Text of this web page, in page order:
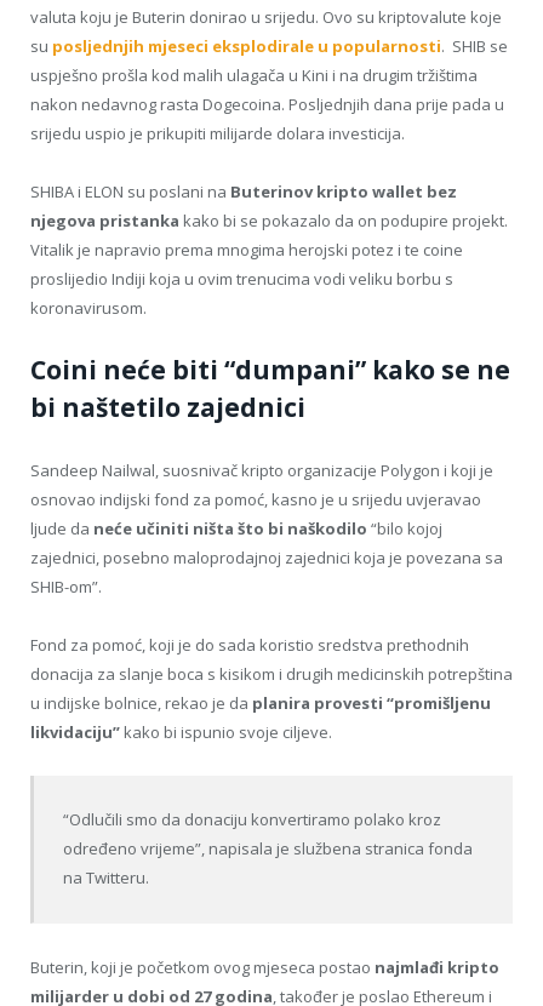
valuta koju je Buterin donirao u srijedu. Ovo su kriptovalute koje
su posljednjih mjeseci eksplodirale u popularnosti. SHIB se
uspješno prošla kod malih ulagača u Kini i na drugim tržištima
nakon nedavnog rasta Dogecoina. Posljednjih dana prije pada u
srijedu uspio je prikupiti milijarde dolara investicija.
SHIBA i ELON su poslani na Buterinov kripto wallet bez
njegova pristanka kako bi se pokazalo da on podupire projekt.
Vitalik je napravio prema mnogima herojski potez i te coine
proslijedio Indiji koja u ovim trenucima vodi veliku borbu s
koronavirusom.
Coini neće biti “dumpani” kako se ne
bi naštetilo zajednici
Sandeep Nailwal, suosnivač kripto organizacije Polygon i koji je
osnovao indijski fond za pomoć, kasno je u srijedu uvjeravao
ljude da neće učiniti ništa što bi naškodilo “bilo kojoj
zajednici, posebno maloprodajnoj zajednici koja je povezana sa
SHIB-om”.
Fond za pomoć, koji je do sada koristio sredstva prethodnih
donacija za slanje boca s kisikom i drugih medicinskih potrepština
u indijske bolnice, rekao je da planira provesti “promišljenu
likvidaciju” kako bi ispunio svoje ciljeve.
“Odlučili smo da donaciju konvertiramo polako kroz
određeno vrijeme”, napisala je službena stranica fonda
na Twitteru.
Buterin, koji je početkom ovog mjeseca postao najmlađi kripto
milijarder u dobi od 27 godina, također je poslao Ethereum i